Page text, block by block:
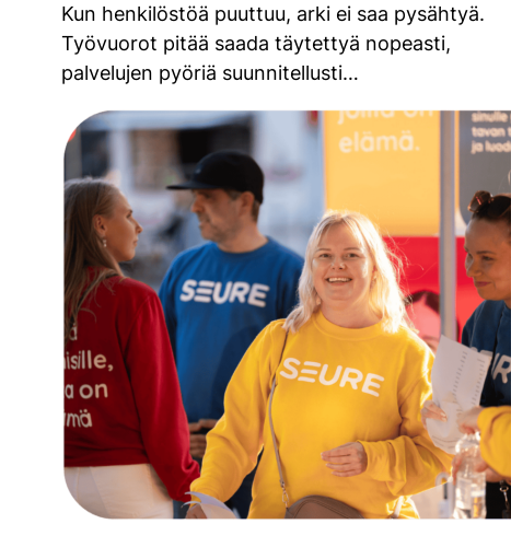
Kun henkilöstöä puuttuu, arki ei saa pysähtyä.
Työvuorot pitää saada täytettyä nopeasti,
palvelujen pyöriä suunnitellusti…